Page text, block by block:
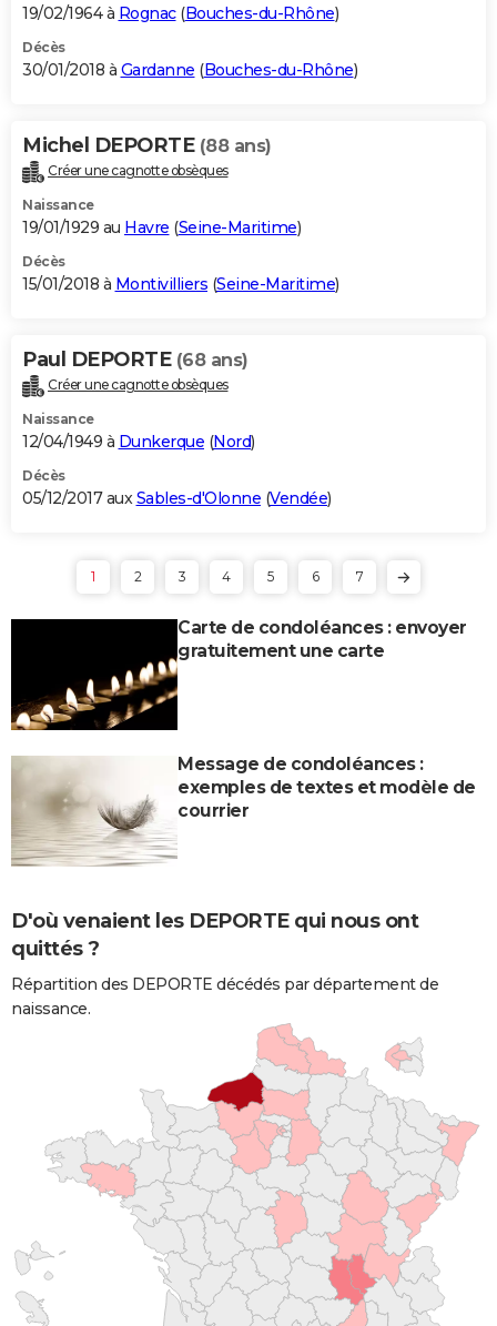
19/02/1964 à Rognac(Bouches-du-Rhône)
Décès
30/01/2018 à Gardanne (Bouches-du-Rhône)
Michel DEPORTE (88 ans)
Créer une cagnotte obsèques
Naissance
19/01/1929 au Havre (Seine-Maritime)
Décès
15/01/2018 à Montivilliers (Seine-Maritime)
Paul DEPORTE (68 ans)
Créer une cagnotte obsèques
Naissance
12/04/1949 à Dunkerque (Nord)
Décès
05/12/2017 aux Sables-d'Olonne (Vendée)
1 2 3 4 5 6 7
Carte de condoléances : envoyer
gratuitement une carte
Message de condoléances :
exemples de textes et modèle de
courrier
D'où venaient les DEPORTE qui nous ont
quittés ?
Répartition des DEPORTE décédés par département de
naissance.